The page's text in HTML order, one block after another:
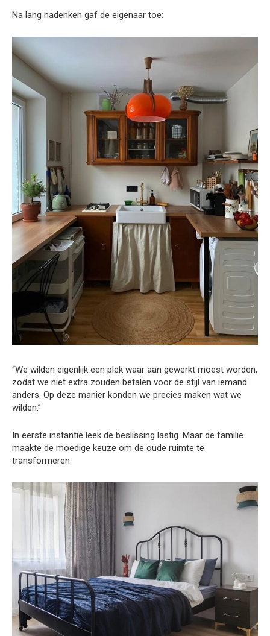
Na lang nadenken gaf de eigenaar toe:
“We wilden eigenlijk een plek waar aan gewerkt moest worden,
zodat we niet extra zouden betalen voor de stijl van iemand
anders. Op deze manier konden we precies maken wat we
wilden.”
In eerste instantie leek de beslissing lastig. Maar de familie
maakte de moedige keuze om de oude ruimte te
transformeren.